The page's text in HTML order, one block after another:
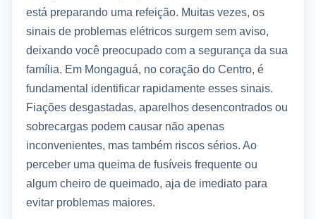
está preparando uma refeição. Muitas vezes, os
sinais de problemas elétricos surgem sem aviso,
deixando você preocupado com a segurança da sua
família. Em Mongaguá, no coração do Centro, é
fundamental identificar rapidamente esses sinais.
Fiações desgastadas, aparelhos desencontrados ou
sobrecargas podem causar não apenas
inconvenientes, mas também riscos sérios. Ao
perceber uma queima de fusíveis frequente ou
algum cheiro de queimado, aja de imediato para
evitar problemas maiores.